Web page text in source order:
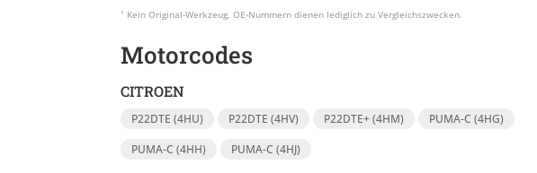
Motorcodes
CITROEN
P22DTE (4HU) P22DTE (4HV) P22DTE+ (4HM)
PUMA-C (4HG)
PUMA-C (4HH)
PUMA-C (4HJ)